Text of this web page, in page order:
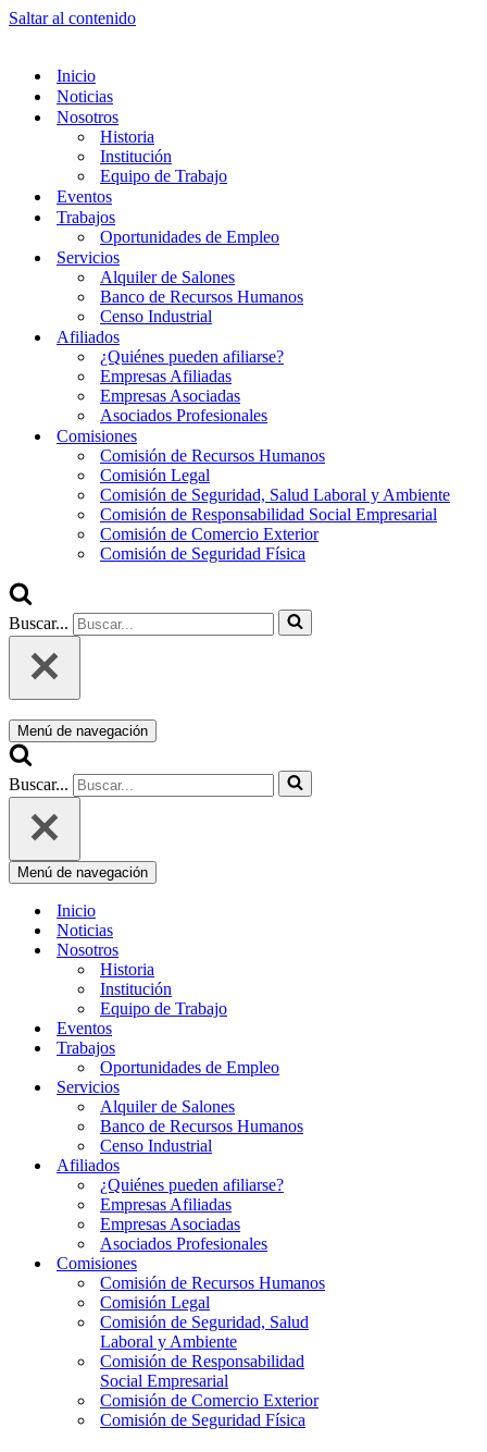
Saltar al contenido
Inicio
Noticias
Nosotros
Historia
Institución
Equipo de Trabajo
Eventos
Trabajos
Oportunidades de Empleo
Servicios
Alquiler de Salones
Banco de Recursos Humanos
Censo Industrial
Afiliados
¿Quiénes pueden afiliarse?
Empresas Afiliadas
Empresas Asociadas
Asociados Profesionales
Comisiones
Comisión de Recursos Humanos
Comisión Legal
Comisión de Seguridad, Salud Laboral y Ambiente
Comisión de Responsabilidad Social Empresarial
Comisión de Comercio Exterior
Comisión de Seguridad Física
Buscar...
Menú de navegación
Buscar...
Menú de navegación
Inicio
Noticias
Nosotros
Historia
Institución
Equipo de Trabajo
Eventos
Trabajos
Oportunidades de Empleo
Servicios
Alquiler de Salones
Banco de Recursos Humanos
Censo Industrial
Afiliados
¿Quiénes pueden afiliarse?
Empresas Afiliadas
Empresas Asociadas
Asociados Profesionales
Comisiones
Comisión de Recursos Humanos
Comisión Legal
Comisión de Seguridad, Salud
Laboral y Ambiente
Comisión de Responsabilidad
Social Empresarial
Comisión de Comercio Exterior
Comisión de Seguridad Física